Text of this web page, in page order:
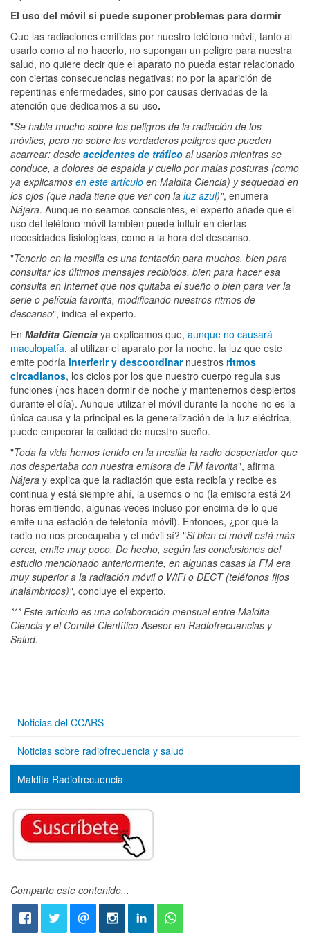
El uso del móvil sí puede suponer problemas para dormir
Que las radiaciones emitidas por nuestro teléfono móvil, tanto al
usarlo como al no hacerlo, no supongan un peligro para nuestra
salud, no quiere decir que el aparato no pueda estar relacionado
con ciertas consecuencias negativas: no por la aparición de
repentinas enfermedades, sino por causas derivadas de la
atención que dedicamos a su uso.
"Se habla mucho sobre los peligros de la radiación de los
móviles, pero no sobre los verdaderos peligros que pueden
acarrear: desde accidentes de tráfico al usarlos mientras se
conduce, a dolores de espalda y cuello por malas posturas (como
ya explicamos en este artículo en Maldita Ciencia) y sequedad en
los ojos (que nada tiene que ver con la luz azul)", enumera
Nájera. Aunque no seamos conscientes, el experto añade que el
uso del teléfono móvil también puede influir en ciertas
necesidades fisiológicas, como a la hora del descanso.
"Tenerlo en la mesilla es una tentación para muchos, bien para
consultar los últimos mensajes recibidos, bien para hacer esa
consulta en Internet que nos quitaba el sueño o bien para ver la
serie o película favorita, modificando nuestros ritmos de
descanso", indica el experto.
En Maldita Ciencia ya explicamos que, aunque no causará
maculopatía, al utilizar el aparato por la noche, la luz que este
emite podría interferir y descoordinar nuestros ritmos
circadianos, los ciclos por los que nuestro cuerpo regula sus
funciones (nos hacen dormir de noche y mantenernos despiertos
durante el día). Aunque utilizar el móvil durante la noche no es la
única causa y la principal es la generalización de la luz eléctrica,
puede empeorar la calidad de nuestro sueño.
"Toda la vida hemos tenido en la mesilla la radio despertador que
nos despertaba con nuestra emisora de FM favorita", afirma
Nájera y explica que la radiación que esta recibía y recibe es
continua y está siempre ahí, la usemos o no (la emisora está 24
horas emitiendo, algunas veces incluso por encima de lo que
emite una estación de telefonía móvil). Entonces, ¿por qué la
radio no nos preocupaba y el móvil sí? "Si bien el móvil está más
cerca, emite muy poco. De hecho, según las conclusiones del
estudio mencionado anteriormente, en algunas casas la FM era
muy superior a la radiación móvil o WiFi o DECT (teléfonos fijos
inalámbricos)", concluye el experto.
*** Este artículo es una colaboración mensual entre Maldita
Ciencia y el Comité Científico Asesor en Radiofrecuencias y
Salud.
Noticias del CCARS
Noticias sobre radiofrecuencia y salud
Maldita Radiofrecuencia
Comparte este contenido...